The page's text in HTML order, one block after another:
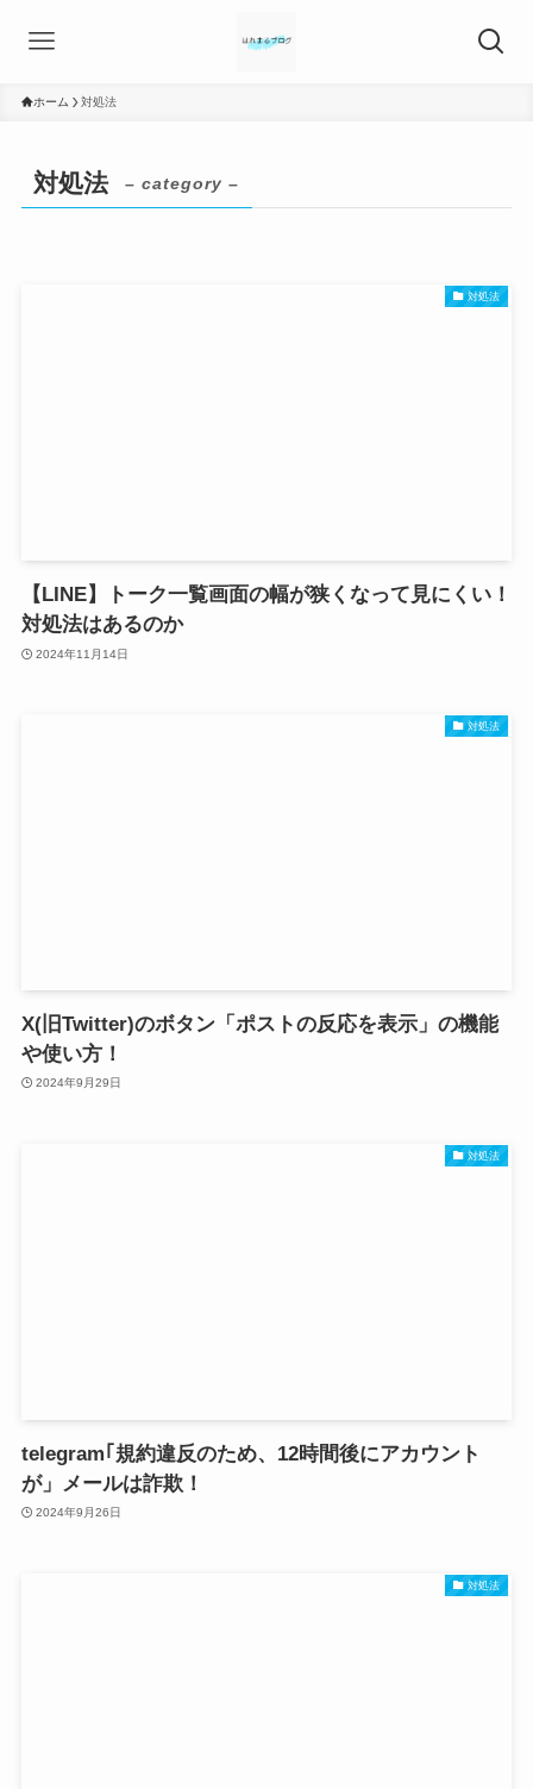
ホーム 対処法
対処法 – category –
対処法
【LINE】トーク一覧画面の幅が狭くなって見にくい！
対処法はあるのか
2024年11月14日
対処法
X(旧Twitter)のボタン「ポストの反応を表示」の機能
や使い方！
2024年9月29日
対処法
telegram｢規約違反のため、12時間後にアカウント
が」メールは詐欺！
2024年9月26日
対処法